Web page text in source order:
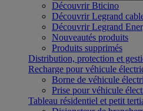
Découvrir Bticino
Découvrir Legrand
Découvrir Legrand
Nouveautés produits
Produits supprimés
Distribution, protection et
Recharge pour véhicule
Borne de véhicule
Prise pour véhicule
Tableau résidentiel et petit